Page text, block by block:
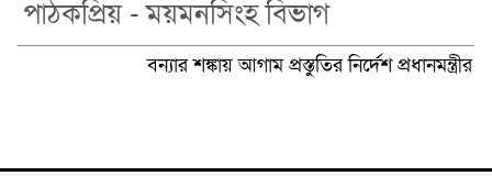
পাঠকপ্রিয় - ময়মনসিংহ বিভাগ
বন্যার শঙ্কায় আগাম প্রস্তুতির নির্দেশ প্রধানমন্ত্রীর